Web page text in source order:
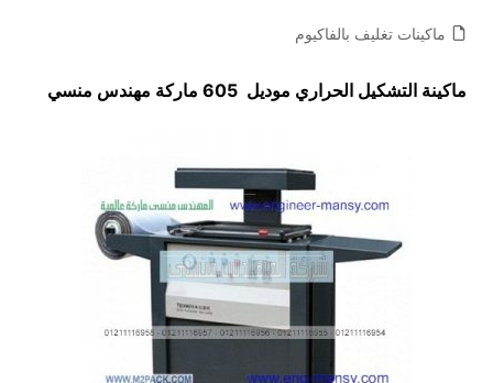
ماكينات تغليف بالفاكيوم
ماكينة التشكيل الحراري موديل 605 ماركة مهندس منسي